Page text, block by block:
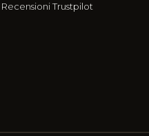
Recensioni Trustpilot